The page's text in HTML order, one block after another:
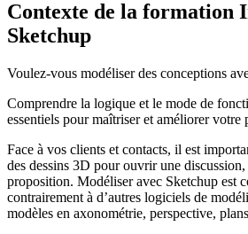
Contexte de la formation
Sketchup
Voulez-vous modéliser des conceptions
Comprendre la logique et le mode de
essentiels pour maîtriser et améliorer votre
Face à vos clients et contacts, il est
des dessins 3D pour ouvrir une
proposition. Modéliser avec Sketchup est
contrairement à d’autres logiciels de
modèles en axonométrie, perspective,